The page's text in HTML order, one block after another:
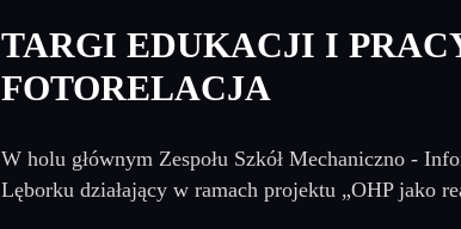
TARGI EDUKACJI I
FOTORELACJA
W holu głównym Zespołu Szkół Mechaniczno -
Lęborku działający w ramach projektu „OHP jako